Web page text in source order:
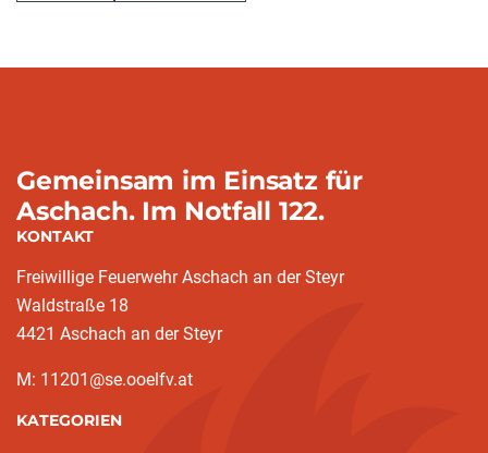
Gemeinsam im Einsatz für
Aschach. Im Notfall 122.
KONTAKT
Freiwillige Feuerwehr Aschach an der Steyr
Waldstraße 18
4421 Aschach an der Steyr
M: 11201@se.ooelfv.at
KATEGORIEN